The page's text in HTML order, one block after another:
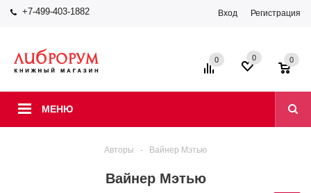
+7-499-403-1882 Вход Регистрация
МЕНЮ
0 0 0
Авторы - Вайнер Мэтью
Вайнер Мэтью